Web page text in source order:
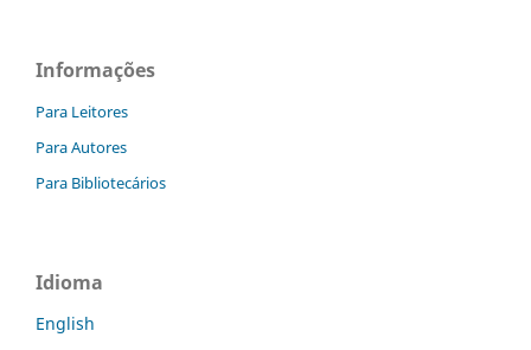
Informações
Para Leitores
Para Autores
Para Bibliotecários
Idioma
English